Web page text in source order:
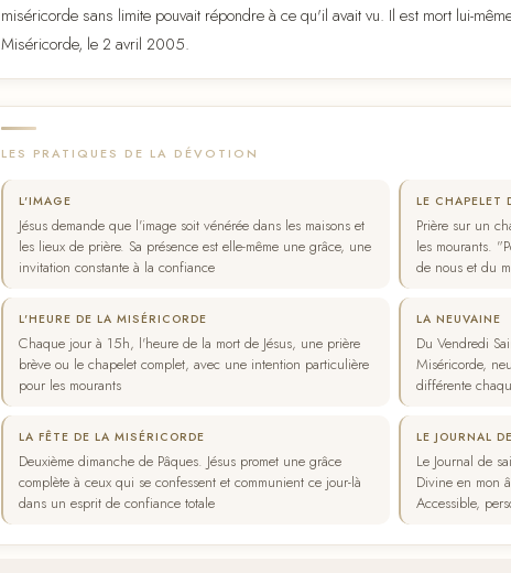
miséricorde sans limite pouvait répondre à ce qu'il avait vu. Il est mort lui-
Miséricorde, le 2 avril 2005.
LES PRATIQUES DE LA DÉVOTION
L'IMAGE
Jésus demande que l'image soit vénérée dans les maisons et
les lieux de prière. Sa présence est elle-même une grâce, une
invitation constante à la confiance
LE CHAPELET
Prière sur un
les mourants.
de nous et du
L'HEURE DE LA MISÉRICORDE
Chaque jour à 15h, l'heure de la mort de Jésus, une prière
brève ou le chapelet complet, avec une intention particulière
pour les mourants
LA NEUVAINE
Du Vendredi
Miséricorde,
différente
LA FÊTE DE LA MISÉRICORDE
Deuxième dimanche de Pâques. Jésus promet une grâce
complète à ceux qui se confessent et communient ce jour-là
dans un esprit de confiance totale
LE JOURNAL
Le Journal de
Divine en mon
Accessible,